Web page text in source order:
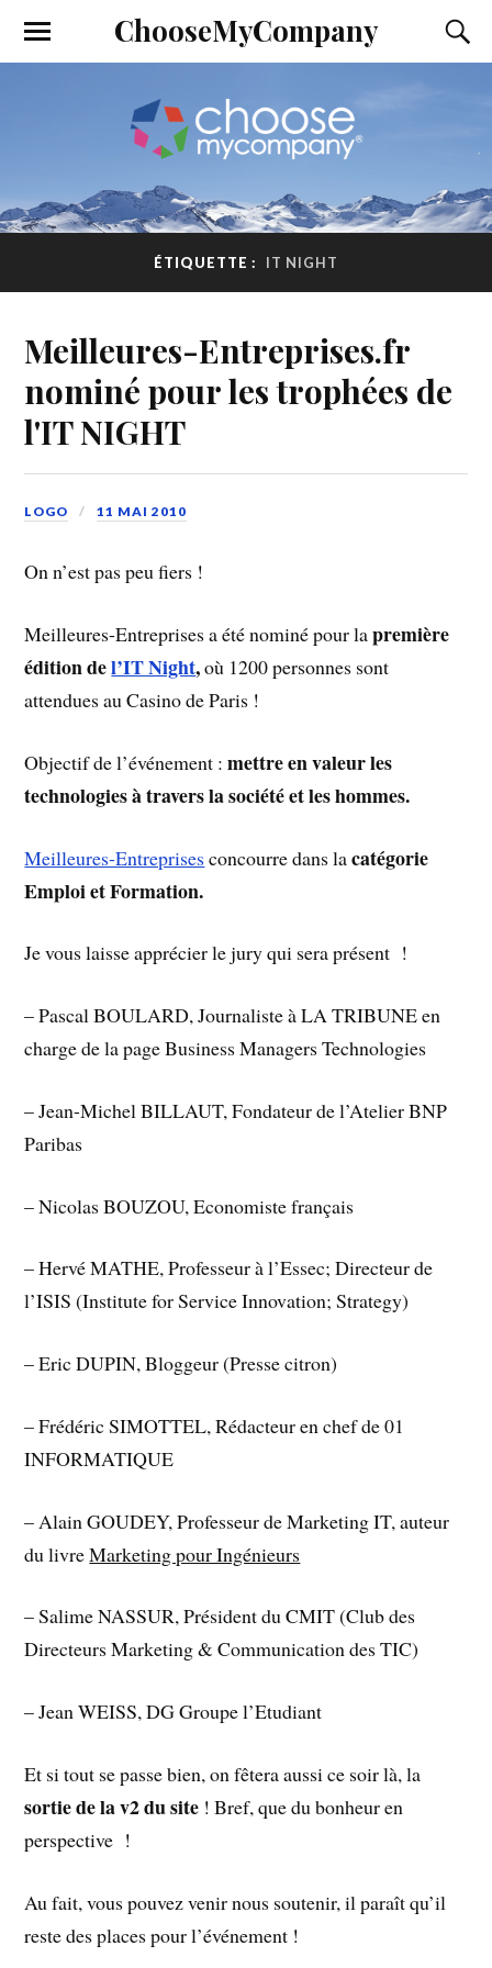
ChooseMyCompany
ÉTIQUETTE : IT NIGHT
Meilleures-Entreprises.fr
nominé pour les trophées de
l'IT NIGHT
LOGO 11 MAI 2010
On n’est pas peu fiers !
Meilleures-Entreprises a été nominé pour lapremière
édition del’IT Night,où 1200 personnes sont
attendues au Casino de Paris !
Objectif de l’événement :mettre en valeur les
technologies à travers la société et les hommes.
Meilleures-Entreprises concourre dans lacatégorie
Emploi et Formation.
Je vous laisse apprécier le jury qui sera présent !
– Pascal BOULARD, Journaliste à LA TRIBUNE en
charge de la page Business Managers Technologies
– Jean-Michel BILLAUT, Fondateur de l’Atelier BNP
Paribas
– Nicolas BOUZOU, Economiste français
– Hervé MATHE, Professeur à l’Essec; Directeur de
l’ISIS (Institute for Service Innovation; Strategy)
– Eric DUPIN, Bloggeur (Presse citron)
– Frédéric SIMOTTEL, Rédacteur en chef de 01
INFORMATIQUE
– Alain GOUDEY, Professeur de Marketing IT, auteur
du livreMarketing pour Ingénieurs
– Salime NASSUR, Président du CMIT (Club des
Directeurs Marketing & Communication des TIC)
– Jean WEISS, DG Groupe l’Etudiant
Et si tout se passe bien, on fêtera aussi ce soir là, la
sortie de la v2 du site ! Bref, que du bonheur en
perspective !
Au fait, vous pouvez venir nous soutenir, il paraît qu’il
reste des places pour l’événement !